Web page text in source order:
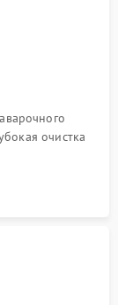
очистка
и накипи.